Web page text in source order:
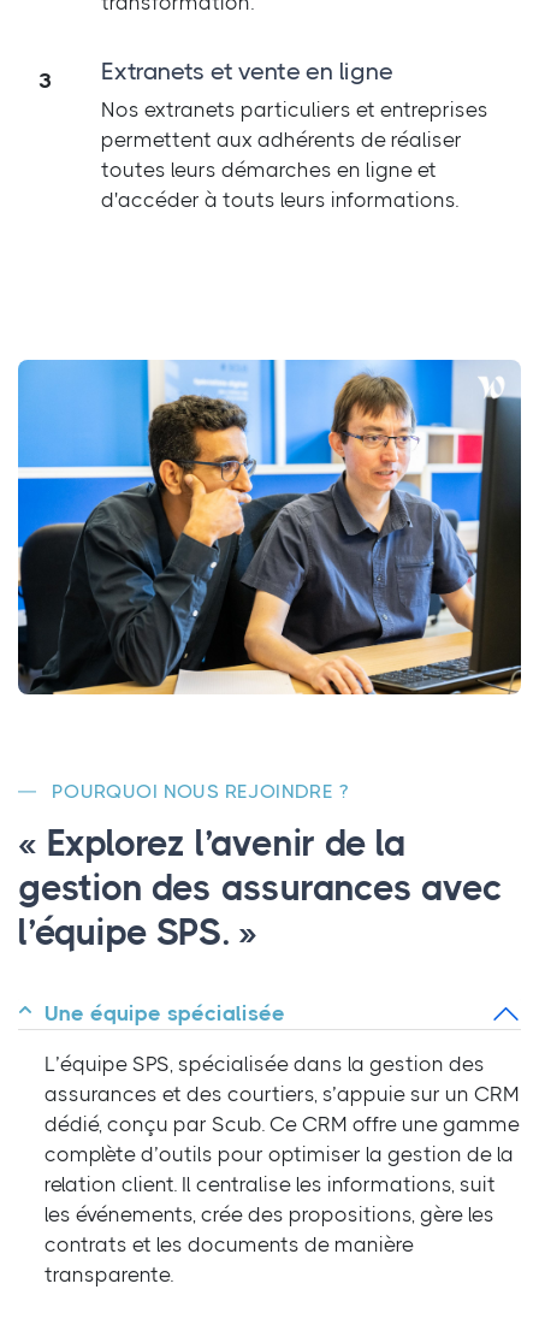
3 Extranets et vente en ligne
Nos extranets particuliers et entreprises
permettent aux adhérents de réaliser
toutes leurs démarches en ligne et
d'accéder à touts leurs informations.
POURQUOI NOUS REJOINDRE ?
« Explorez l’avenir de la
gestion des assurances avec
l’équipe SPS. »
Une équipe spécialisée
L’équipe SPS, spécialisée dans la gestion des
assurances et des courtiers, s’appuie sur un CRM
dédié, conçu par Scub. Ce CRM offre une gamme
complète d’outils pour optimiser la gestion de la
relation client. Il centralise les informations, suit
les événements, crée des propositions, gère les
contrats et les documents de manière
transparente.